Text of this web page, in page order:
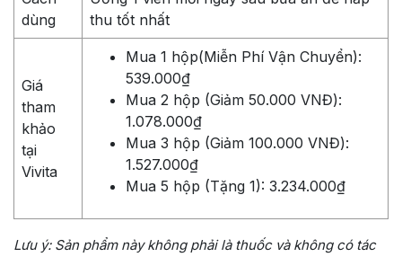
dùng
thu tốt nhất
Giá
tham
khảo
tại
Vivita
Mua 1 hộp(Miễn Phí Vận Chuyển):
539.000₫
Mua 2 hộp (Giảm 50.000 VNĐ):
1.078.000₫
Mua 3 hộp (Giảm 100.000 VNĐ):
1.527.000₫
Mua 5 hộp (Tặng 1): 3.234.000₫
Lưu ý: Sản phẩm này không phải là thuốc và không có tác